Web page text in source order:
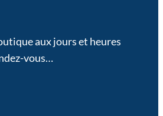
aux jours et heures
vous…